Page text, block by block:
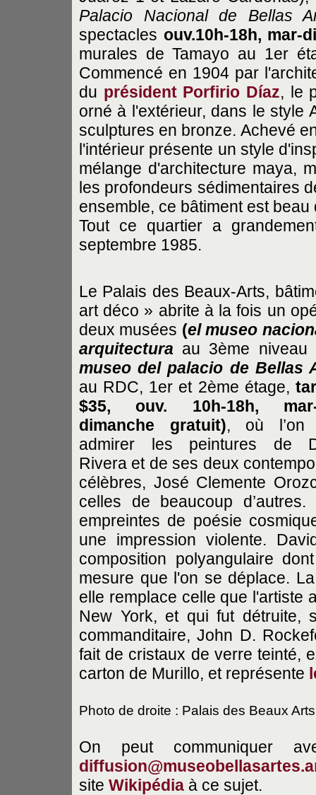
Palacio Nacional de Bellas
spectacles ouv.10h-18h, mar-
murales de Tamayo au 1er
Commencé en 1904 par
du président Porfirio Díaz, le
orné à l'extérieur, dans le style
sculptures en bronze. Achevé
l'intérieur présente un style
mélange d'architecture maya,
les profondeurs sédimentaires
ensemble, ce bâtiment est
Tout ce quartier a
septembre 1985.
Le Palais des Beaux-Arts,
art déco » abrite à la fois un
deux musées (el museo
arquitectura au 3ème
museo del palacio de Bellas
au RDC, 1er et 2ème étage,
$35, ouv. 10h-18h, mar-
dimanche gratuit), où l’on
admirer les peintures de
Rivera et de ses deux
célèbres, José Clemente
celles de beaucoup
empreintes de poésie
une impression violente.
composition polyangulaire
mesure que l'on se déplace.
elle remplace celle que l'artiste
New York, et qui fut détruite,
commanditaire, John D.
fait de cristaux de verre teinté,
carton de Murillo, et représente
Photo de droite : Palais des Beaux Arts
On peut communiquer
site Wikipédia à ce sujet.